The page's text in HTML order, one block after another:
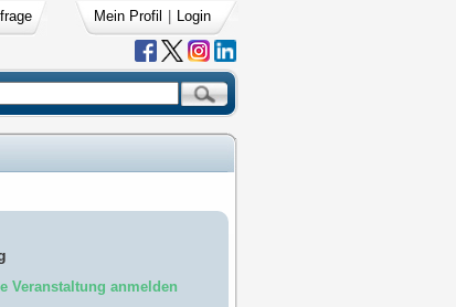
Mein Profil Login
Veranstaltung anmelden